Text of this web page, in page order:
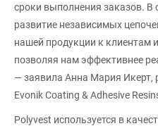
сроки выполнения заказов. В
развитие независимых
нашей продукции к клиентам
позволяя нам эффективнее
— заявила Анна Мария Икерт,
Evonik Coating & Adhesive
Polyvest используется в